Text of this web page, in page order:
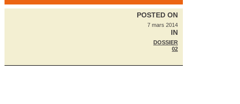
POSTED ON
7 mars 2014
IN
DOSSIER
02